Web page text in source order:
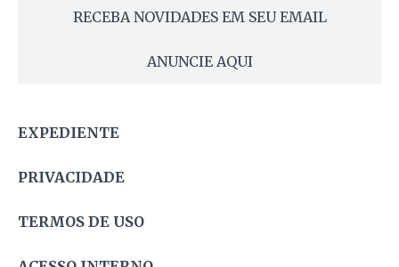
RECEBA NOVIDADES EM SEU EMAIL
ANUNCIE AQUI
EXPEDIENTE
PRIVACIDADE
TERMOS DE USO